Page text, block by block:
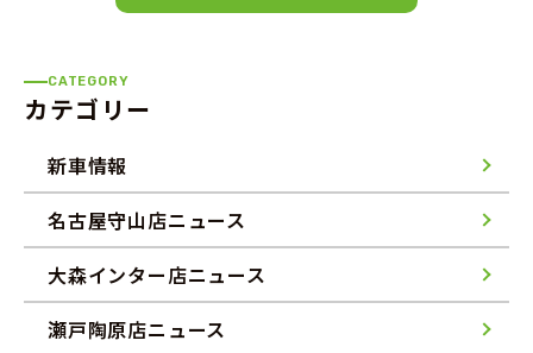
CATEGORY
カテゴリー
新車情報
名古屋守山店ニュース
大森インター店ニュース
瀬戸陶原店ニュース